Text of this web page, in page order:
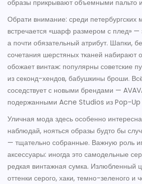
образы прикрывают объемными пальто
Обрати внимание: среди петербургских
встречается «шарф размером с плед» —
а почти обязательный атрибут. Шапки,
сочетания шерстяных тканей набирают
обожает винтаж: популярны советские
из секонд-хендов, бабушкины броши.
соседствует с новыми брендами —
подержанными Acne Studios из Pop-Up
Уличная мода здесь особенно
наблюдай, нояться образы будто бы
— тщательно собранные. Важную роль
аксессуары: иногда это самодельные
редкая винтажная сумка. Излюбленный
оттенки серого, хаки, темно-зеленого и